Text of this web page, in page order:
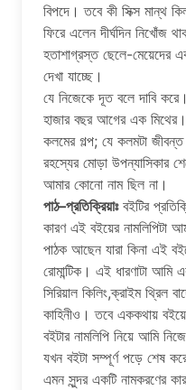
বিপদে। তবে কী সিক্স মান্থ
ফিরে এলেন দীর্ঘদিন নিখোঁজ
হতাশাগ্রস্ত ছেলে-মেয়েদের
দেখা যাচ্ছে।
যে নিজেকে দূত বলে দাবি
হাজার বছর আগের এক মিথের।
কলমের গল্প; যে কলমটা
রহস্যের মোড়া উপন্যাসিকার
আমার কোনো নাম ছিল না।
পাঠ–প্রতিক্রিয়াঃবইটির
কারণ এই বইয়ের নামলিপিটা
পাঠক আছেন যারা কিনা এই
রোমান্টিক। এই ধারণাটা
সিরিয়াল কিলিং,ক্রাইম থ্রিল
কাহিনীও। তবে এককথায়
বইটার নামলিপি নিয়ে আমি
যখন বইটা সম্পূর্ণ পড়ে শেষ
এমন সুন্দর একটি নামকরণের